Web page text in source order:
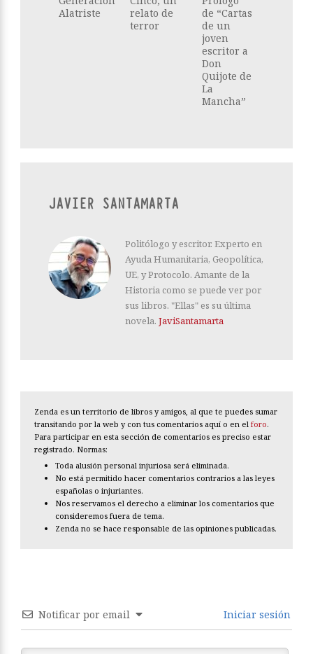
Alatriste
relato de
terror
de “Cartas
de un
joven
escritor a
Don
Quijote de
La
Mancha”
JAVIER SANTAMARTA
Politólogo y escritor. Experto en
Ayuda Humanitaria, Geopolítica,
UE, y Protocolo. Amante de la
Historia como se puede ver por
sus libros. "Ellas" es su última
novela. JaviSantamarta
Zenda es un territorio de libros y amigos, al que te puedes sumar
transitando por la web y con tus comentarios aquí o en el foro.
Para participar en esta sección de comentarios es preciso estar
registrado. Normas:
Toda alusión personal injuriosa será eliminada.
No está permitido hacer comentarios contrarios a las leyes
españolas o injuriantes.
Nos reservamos el derecho a eliminar los comentarios que
consideremos fuera de tema.
Zenda no se hace responsable de las opiniones publicadas.
Notificar por email Iniciar sesión